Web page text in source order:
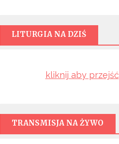
LITURGIA NA DZIŚ
kliknij aby przejść
TRANSMISJA NA ŻYWO